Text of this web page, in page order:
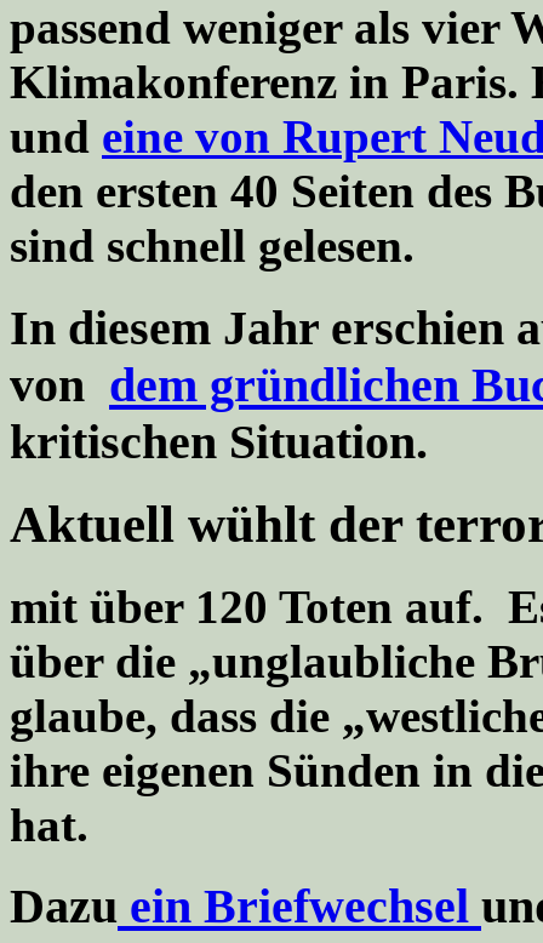
passend weniger als vier
Klimakonferenz in Paris.
und eine von Rupert
den ersten 40 Seiten des
sind schnell gelesen.
In diesem Jahr erschien
von dem gründlichen
kritischen Situation.
Aktuell wühlt der
mit über 120 Toten auf.
über die „unglaubliche
glaube, dass die
ihre eigenen Sünden in
hat.
Dazu ein Briefwechsel